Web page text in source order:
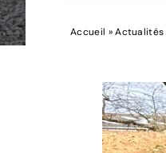
Accueil »Actualités